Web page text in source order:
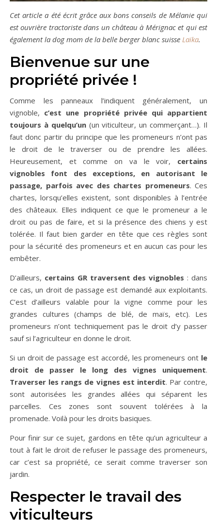
Cet article a été écrit grâce aux bons conseils de Mélanie qui
est ouvrière tractoriste dans un château à Mérignac et qui est
également la dog mom de la belle berger blanc suisse Laïka.
Bienvenue sur une
propriété privée !
Comme les panneaux l’indiquent généralement, un
vignoble, c’est une propriété privée qui appartient
toujours à quelqu’un(un viticulteur, un commerçant…). Il
faut donc partir du principe que les promeneurs n’ont pas
le droit de le traverser ou de prendre les allées.
Heureusement, et comme on va le voir, certains
vignobles font des exceptions, en autorisant le
passage, parfois avec des chartes promeneurs. Ces
chartes, lorsqu’elles existent, sont disponibles à l’entrée
des châteaux. Elles indiquent ce que le promeneur a le
droit ou pas de faire, et si la présence des chiens y est
tolérée. Il faut bien garder en tête que ces règles sont
pour la sécurité des promeneurs et en aucun cas pour les
embêter.
D’ailleurs, certains GR traversent des vignobles : dans
ce cas, un droit de passage est demandé aux exploitants.
C’est d’ailleurs valable pour la vigne comme pour les
grandes cultures (champs de blé, de maïs, etc). Les
promeneurs n’ont techniquement pas le droit d’y passer
sauf si l’agriculteur en donne le droit.
Si un droit de passage est accordé, les promeneurs ont le
droit de passer le long des vignes uniquement.
Traverser les rangs de vignes est interdit. Par contre,
sont autorisées les grandes allées qui séparent les
parcelles. Ces zones sont souvent tolérées à la
promenade. Voilà pour les droits basiques.
Pour finir sur ce sujet, gardons en tête qu’un agriculteur a
tout à fait le droit de refuser le passage des promeneurs,
car c’est sa propriété, ce serait comme traverser son
jardin.
Respecter le travail des
viticulteurs